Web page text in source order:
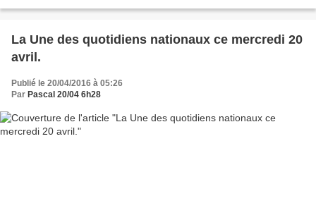
La Une des quotidiens nationaux ce mercredi 20
avril.
Publié le 20/04/2016 à 05:26
Par Pascal 20/04 6h28